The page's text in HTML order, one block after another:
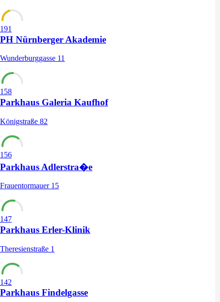
191
PH Nürnberger Akademie
Wunderburggasse 11
158
Parkhaus Galeria Kaufhof
Königstraße 82
156
Parkhaus Adlerstra�e
Frauentormauer 15
147
Parkhaus Erler-Klinik
Theresienstraße 1
142
Parkhaus Findelgasse